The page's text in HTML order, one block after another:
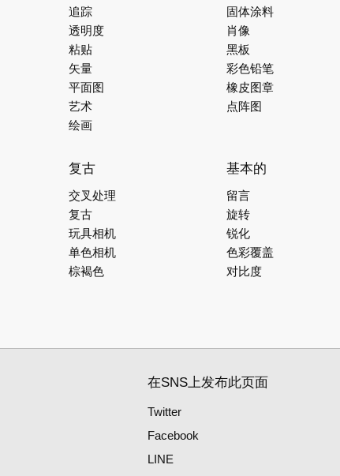
追踪
透明度
粘贴
矢量
平面图
艺术
绘画
固体涂料
肖像
黑板
彩色铅笔
橡皮图章
点阵图
复古
交叉处理
复古
玩具相机
单色相机
棕褐色
基本的
留言
旋转
锐化
色彩覆盖
对比度
在SNS上发布此页面
Twitter
Facebook
LINE